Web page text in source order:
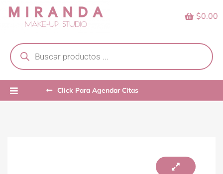
Skip
search
$0.00
Click Para Agendar Citas